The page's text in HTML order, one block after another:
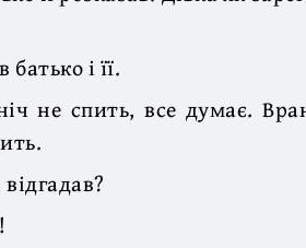
і її.
не спить, все думає.